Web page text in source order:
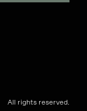
All rights reserved.